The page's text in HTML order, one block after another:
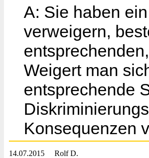
A: Sie haben
verweigern,
Weigert man
entsprechende
Konsequenzen
14.07.2015 Rolf D.